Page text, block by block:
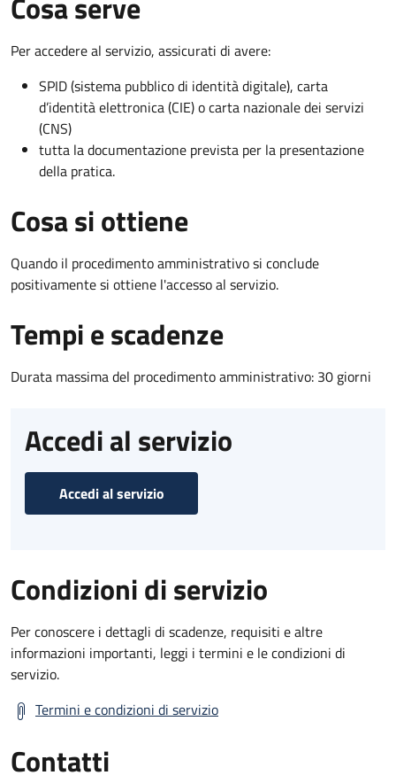
Per accedere al servizio, assicurati di avere:
SPID (sistema pubblico di identità digitale), carta
d’identità elettronica (CIE) o carta nazionale dei servizi
(CNS)
tutta la documentazione prevista per la presentazione
della pratica.
Cosa si ottiene
Quando il procedimento amministrativo si conclude
positivamente si ottiene l'accesso al servizio.
Tempi e scadenze
Durata massima del procedimento amministrativo: 30 giorni
Accedi al servizio
Accedi al servizio
Condizioni di servizio
Per conoscere i dettagli di scadenze, requisiti e altre
informazioni importanti, leggi i termini e le condizioni di
servizio.
Termini e condizioni di servizio
Contatti